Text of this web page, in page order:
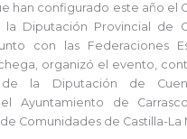
han configurado este año el
Diputación Provincial de
con las Federaciones
organizó el evento,
la Diputación de
Ayuntamiento de
Comunidades de Castilla-La